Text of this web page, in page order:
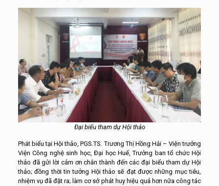
Đại biểu tham dự Hội thảo
Phát biểu tại Hội thảo, PGS.TS. Trương Thị Hồng Hải – Viện trưởng
Viện Công nghệ sinh học, Đại học Huế, Trưởng ban tổ chức Hội
thảo đã gửi lời cảm ơn chân thành đến các đại biểu tham dự Hội
thảo; đồng thời tin tưởng Hội thảo sẽ đạt được những mục tiêu,
nhiệm vụ đã đặt ra; làm cơ sở phát huy hiệu quả hơn nữa công tác